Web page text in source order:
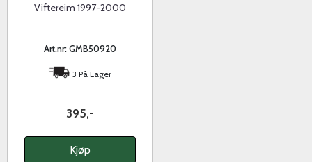
Viftereim 1997-2000
Art.nr: GMB50920
3 På Lager
395,-
Kjøp